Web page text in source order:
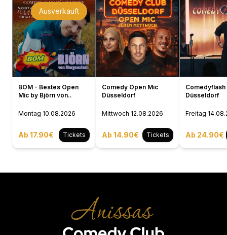
Ausverkauft
BOM - Bestes Open
Mic by Björn von..
Montag 10.08.2026
Ab 17.90€ Tickets
Comedy Open Mic
Düsseldorf
Mittwoch 12.08.2026
Ab 14.90€ Tickets
Comedyflash
Düsseldorf
Freitag
Ab 24.90€